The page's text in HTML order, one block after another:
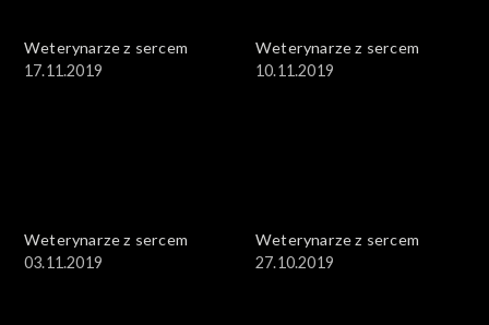
Weterynarze z sercem
17.11.2019
Weterynarze z sercem
10.11.2019
Weterynarze z sercem
03.11.2019
Weterynarze z sercem
27.10.2019